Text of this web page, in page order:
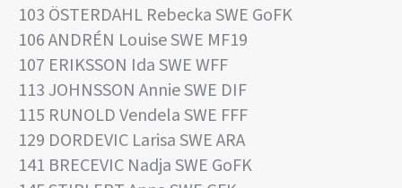
103 ÖSTERDAHL Rebecka SWE GoFK
106 ANDRÉN Louise SWE MF19
107 ERIKSSON Ida SWE WFF
113 JOHNSSON Annie SWE DIF
115 RUNOLD Vendela SWE FFF
129 DORDEVIC Larisa SWE ARA
141 BRECEVIC Nadja SWE GoFK